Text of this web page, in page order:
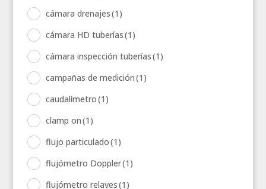
cámara drenajes(1)
cámara HD tuberías(1)
cámara inspección tuberías(1)
campañas de medición(1)
caudalímetro(1)
clamp on(1)
flujo particulado(1)
flujómetro Doppler(1)
flujómetro relaves(1)